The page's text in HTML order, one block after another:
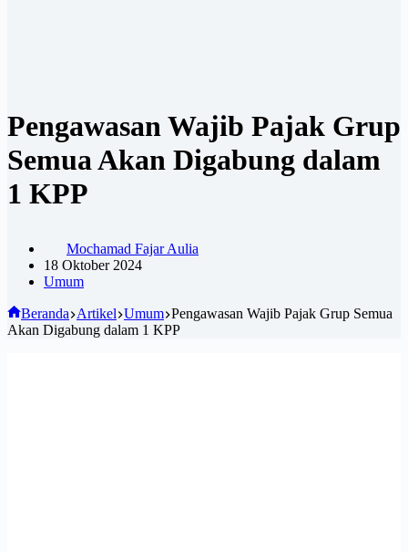
Pengawasan Wajib Pajak Grup
Semua Akan Digabung dalam
1 KPP
Mochamad Fajar Aulia
18 Oktober 2024
Umum
Beranda Artikel Umum Pengawasan Wajib Pajak Grup Semua
Akan Digabung dalam 1 KPP